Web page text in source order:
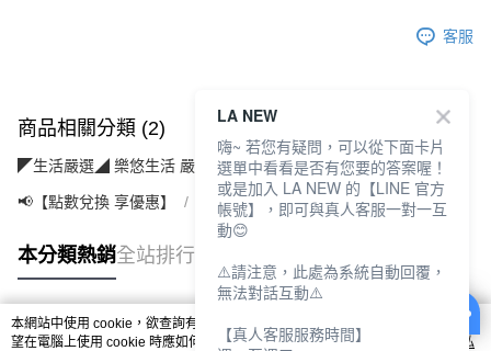
客服
商品相關分類 (2)
◤生活嚴選◢ 樂悠生活 嚴選好物 寵物專區(飼品/用品/配件)
📢【點數兌換 享優惠】 【10點】點點金兌換專區
本分類熱銷全站排行
熱門標籤
本網站中使用 cookie，欲查詢有關本網站使用 cookie 方式之詳情，及若您不希
望在電腦上使用 cookie 時應如何變更電腦的 cookie 設定，請參閱本網站「
隱私
LA NEW
嗨~ 若您有疑問，可以從下面卡片
選單中看看是否有您要的答案喔！
或是加入 LA NEW 的【LINE 官方
帳號】，即可與真人客服一對一互
動😊
⚠️請注意，此處為系統自動回覆，
無法對話互動⚠️
【真人客服服務時間】